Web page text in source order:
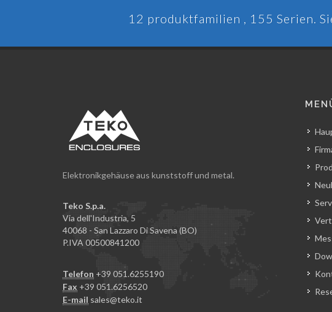
12 produktfamilien , 155 Serien.
Elektronikgehäuse aus kunststoff und metal.
Teko S.p.a.
Via dell'Industria, 5
40068 - San Lazzaro Di Savena (BO)
P.IVA 00500841200
Telefon +39 051.6255190
Fax +39 051.6256520
E-mail sales@teko.it